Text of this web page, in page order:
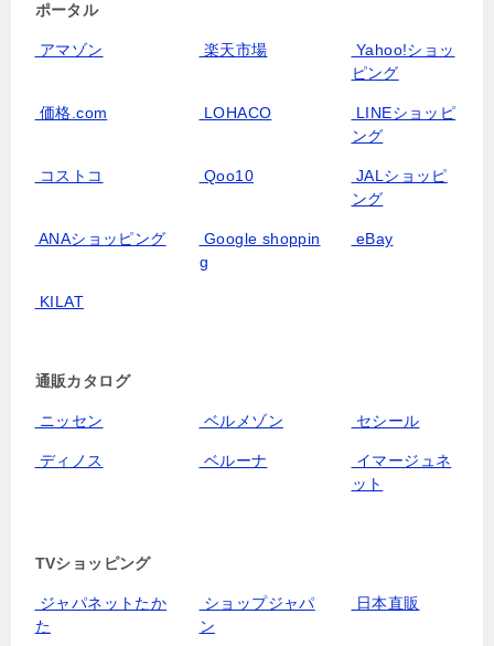
ポータル
アマゾン 楽天市場
Yahoo!ショッ
ピング
価格.com LOHACO
LINEショッピ
ング
コストコ Qoo10
JALショッピ
ング
ANAショッピング
Google shoppin
g
eBay
KILAT
通販カタログ
ニッセン ベルメゾン セシール
ディノス ベルーナ
イマージュネ
ット
TVショッピング
ジャパネットたか
た
ショップジャパ
ン
日本直販